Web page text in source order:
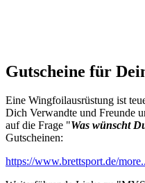
Gutscheine für
Eine Wingfoilausrüstung ist
Dich Verwandte und Freunde
auf die Frage "Was wünscht
Gutscheinen:
https://www.brettsport.de/